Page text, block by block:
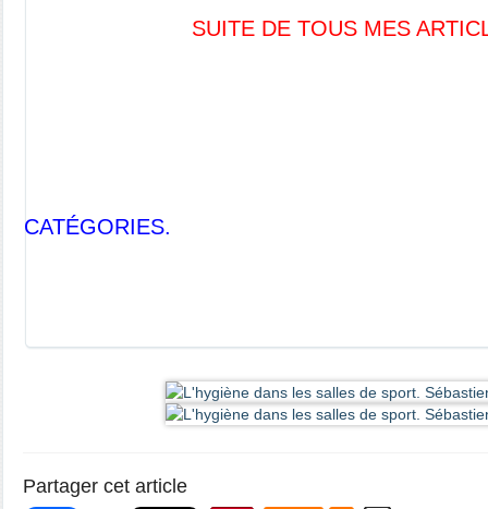
SUITE DE TOUS MES
CATÉGORIES.
Partager cet article